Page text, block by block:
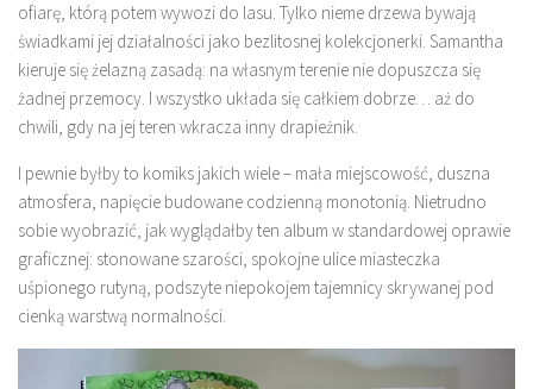
ofiarę, którą potem wywozi do lasu. Tylko nieme drzewa bywają
świadkami jej działalności jako bezlitosnej kolekcjonerki. Samantha
kieruje się żelazną zasadą: na własnym terenie nie dopuszcza się
żadnej przemocy. I wszystko układa się całkiem dobrze… aż do
chwili, gdy na jej teren wkracza inny drapieżnik.
I pewnie byłby to komiks jakich wiele – mała miejscowość, duszna
atmosfera, napięcie budowane codzienną monotonią. Nietrudno
sobie wyobrazić, jak wyglądałby ten album w standardowej oprawie
graficznej: stonowane szarości, spokojne ulice miasteczka
uśpionego rutyną, podszyte niepokojem tajemnicy skrywanej pod
cienką warstwą normalności.